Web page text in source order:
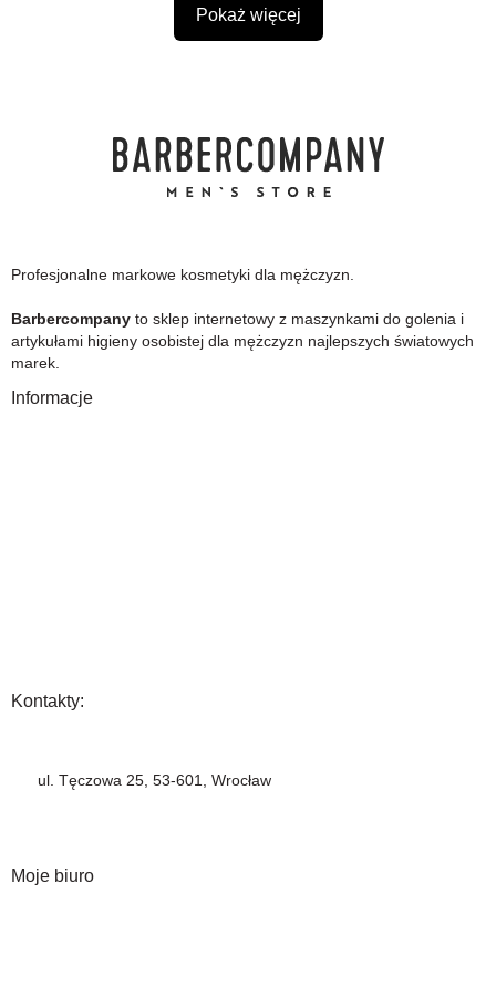
Pokaż więcej
Profesjonalne markowe kosmetyki dla mężczyzn.
Barbercompany to sklep internetowy z maszynkami do golenia i
artykułami higieny osobistej dla mężczyzn najlepszych światowych
marek.
Informacje
Kontakty:
ul. Tęczowa 25, 53-601, Wrocław
Moje biuro